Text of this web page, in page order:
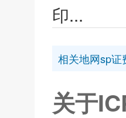
印...
相关地网sp证
关于